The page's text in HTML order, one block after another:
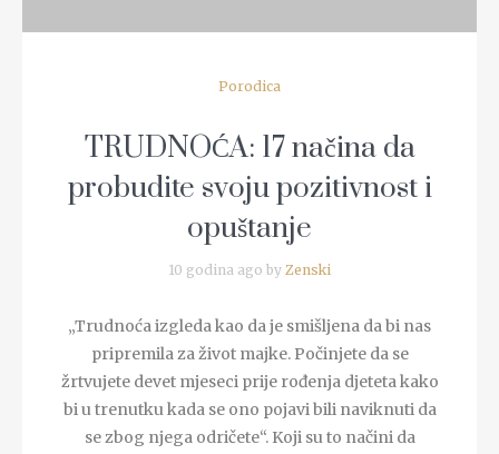
Porodica
TRUDNOĆA: 17 načina da
probudite svoju pozitivnost i
opuštanje
10 godina ago by Zenski
„Trudnoća izgleda kao da je smišljena da bi nas
pripremila za život majke. Počinjete da se
žrtvujete devet mjeseci prije rođenja djeteta kako
bi u trenutku kada se ono pojavi bili naviknuti da
se zbog njega odričete“. Koji su to načini da